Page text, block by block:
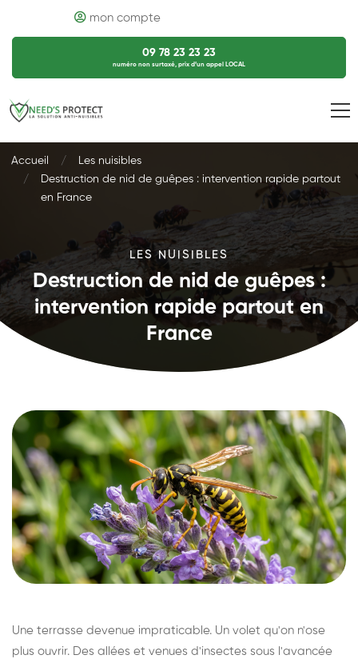
mon compte
09 78 23 23 23
numéro non surtaxé, prix d’un appel LOCAL
Accueil
Les nuisibles
Destruction de nid de guêpes : intervention rapide partout
en France
LES NUISIBLES
Destruction de nid de guêpes :
intervention rapide partout en
France
Une terrasse devenue impraticable. Un volet qu'on n'ose
plus ouvrir. Des allées et venues d'insectes sous l'avancée